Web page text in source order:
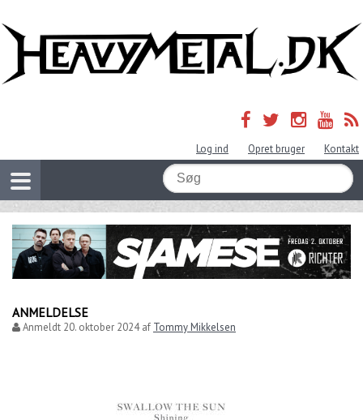
Log ind Opret bruger Kontakt
ANMELDELSE
Anmeldt 20. oktober 2024af Tommy Mikkelsen